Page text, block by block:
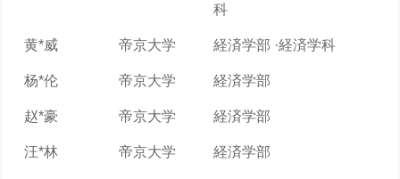
科
黄*威 帝京大学 経済学部 ·経済学科
杨*伦 帝京大学 経済学部
赵*豪 帝京大学 経済学部
汪*林 帝京大学 経済学部